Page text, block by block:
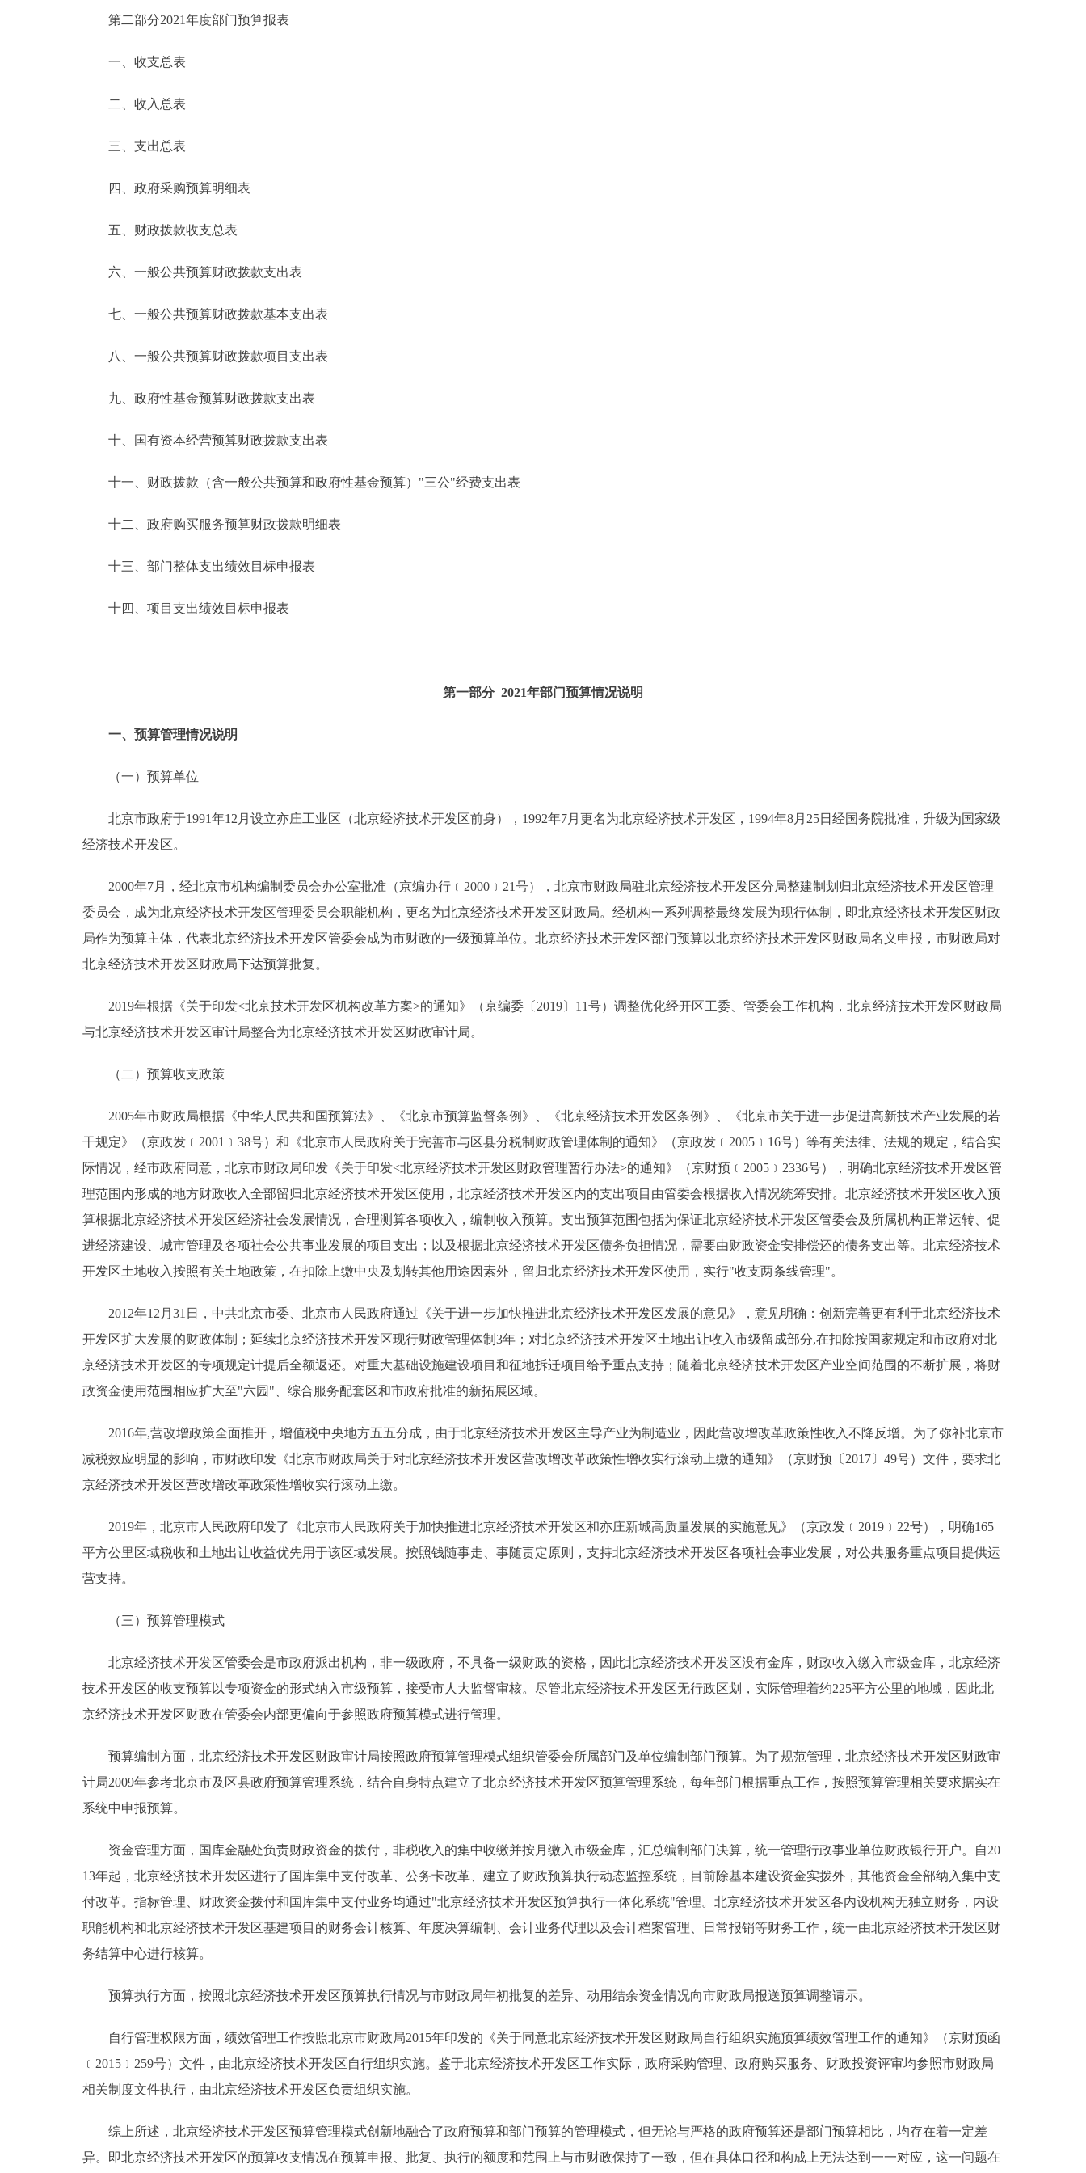
第二部分2021年度部门预算报表
一、收支总表
二、收入总表
三、支出总表
四、政府采购预算明细表
五、财政拨款收支总表
六、一般公共预算财政拨款支出表
七、一般公共预算财政拨款基本支出表
八、一般公共预算财政拨款项目支出表
九、政府性基金预算财政拨款支出表
十、国有资本经营预算财政拨款支出表
十一、财政拨款（含一般公共预算和政府性基金预算）"三公"经费支出表
十二、政府购买服务预算财政拨款明细表
十三、部门整体支出绩效目标申报表
十四、项目支出绩效目标申报表
第一部分 2021年部门预算情况说明
一、预算管理情况说明
（一）预算单位
北京市政府于1991年12月设立亦庄工业区（北京经济技术开发区前身），1992年7月更名为北京经济技术开发区，1994年8月25日经国务院批准，升级为国家级
经济技术开发区。
2000年7月，经北京市机构编制委员会办公室批准（京编办行﹝2000﹞21号），北京市财政局驻北京经济技术开发区分局整建制划归北京经济技术开发区管理
委员会，成为北京经济技术开发区管理委员会职能机构，更名为北京经济技术开发区财政局。经机构一系列调整最终发展为现行体制，即北京经济技术开发区财政
局作为预算主体，代表北京经济技术开发区管委会成为市财政的一级预算单位。北京经济技术开发区部门预算以北京经济技术开发区财政局名义申报，市财政局对
北京经济技术开发区财政局下达预算批复。
2019年根据《关于印发<北京技术开发区机构改革方案>的通知》（京编委〔2019〕11号）调整优化经开区工委、管委会工作机构，北京经济技术开发区财政局
与北京经济技术开发区审计局整合为北京经济技术开发区财政审计局。
（二）预算收支政策
2005年市财政局根据《中华人民共和国预算法》、《北京市预算监督条例》、《北京经济技术开发区条例》、《北京市关于进一步促进高新技术产业发展的若
干规定》（京政发﹝2001﹞38号）和《北京市人民政府关于完善市与区县分税制财政管理体制的通知》（京政发﹝2005﹞16号）等有关法律、法规的规定，结合实
际情况，经市政府同意，北京市财政局印发《关于印发<北京经济技术开发区财政管理暂行办法>的通知》（京财预﹝2005﹞2336号），明确北京经济技术开发区管
理范围内形成的地方财政收入全部留归北京经济技术开发区使用，北京经济技术开发区内的支出项目由管委会根据收入情况统筹安排。北京经济技术开发区收入预
算根据北京经济技术开发区经济社会发展情况，合理测算各项收入，编制收入预算。支出预算范围包括为保证北京经济技术开发区管委会及所属机构正常运转、促
进经济建设、城市管理及各项社会公共事业发展的项目支出；以及根据北京经济技术开发区债务负担情况，需要由财政资金安排偿还的债务支出等。北京经济技术
开发区土地收入按照有关土地政策，在扣除上缴中央及划转其他用途因素外，留归北京经济技术开发区使用，实行"收支两条线管理"。
2012年12月31日，中共北京市委、北京市人民政府通过《关于进一步加快推进北京经济技术开发区发展的意见》，意见明确：创新完善更有利于北京经济技术
开发区扩大发展的财政体制；延续北京经济技术开发区现行财政管理体制3年；对北京经济技术开发区土地出让收入市级留成部分,在扣除按国家规定和市政府对北
京经济技术开发区的专项规定计提后全额返还。对重大基础设施建设项目和征地拆迁项目给予重点支持；随着北京经济技术开发区产业空间范围的不断扩展，将财
政资金使用范围相应扩大至"六园"、综合服务配套区和市政府批准的新拓展区域。
2016年,营改增政策全面推开，增值税中央地方五五分成，由于北京经济技术开发区主导产业为制造业，因此营改增改革政策性收入不降反增。为了弥补北京市
减税效应明显的影响，市财政印发《北京市财政局关于对北京经济技术开发区营改增改革政策性增收实行滚动上缴的通知》（京财预〔2017〕49号）文件，要求北
京经济技术开发区营改增改革政策性增收实行滚动上缴。
2019年，北京市人民政府印发了《北京市人民政府关于加快推进北京经济技术开发区和亦庄新城高质量发展的实施意见》（京政发﹝2019﹞22号），明确165
平方公里区域税收和土地出让收益优先用于该区域发展。按照钱随事走、事随责定原则，支持北京经济技术开发区各项社会事业发展，对公共服务重点项目提供运
营支持。
（三）预算管理模式
北京经济技术开发区管委会是市政府派出机构，非一级政府，不具备一级财政的资格，因此北京经济技术开发区没有金库，财政收入缴入市级金库，北京经济
技术开发区的收支预算以专项资金的形式纳入市级预算，接受市人大监督审核。尽管北京经济技术开发区无行政区划，实际管理着约225平方公里的地域，因此北
京经济技术开发区财政在管委会内部更偏向于参照政府预算模式进行管理。
预算编制方面，北京经济技术开发区财政审计局按照政府预算管理模式组织管委会所属部门及单位编制部门预算。为了规范管理，北京经济技术开发区财政审
计局2009年参考北京市及区县政府预算管理系统，结合自身特点建立了北京经济技术开发区预算管理系统，每年部门根据重点工作，按照预算管理相关要求据实在
系统中申报预算。
资金管理方面，国库金融处负责财政资金的拨付，非税收入的集中收缴并按月缴入市级金库，汇总编制部门决算，统一管理行政事业单位财政银行开户。自20
13年起，北京经济技术开发区进行了国库集中支付改革、公务卡改革、建立了财政预算执行动态监控系统，目前除基本建设资金实拨外，其他资金全部纳入集中支
付改革。指标管理、财政资金拨付和国库集中支付业务均通过"北京经济技术开发区预算执行一体化系统"管理。北京经济技术开发区各内设机构无独立财务，内设
职能机构和北京经济技术开发区基建项目的财务会计核算、年度决算编制、会计业务代理以及会计档案管理、日常报销等财务工作，统一由北京经济技术开发区财
务结算中心进行核算。
预算执行方面，按照北京经济技术开发区预算执行情况与市财政局年初批复的差异、动用结余资金情况向市财政局报送预算调整请示。
自行管理权限方面，绩效管理工作按照北京市财政局2015年印发的《关于同意北京经济技术开发区财政局自行组织实施预算绩效管理工作的通知》（京财预函
﹝2015﹞259号）文件，由北京经济技术开发区自行组织实施。鉴于北京经济技术开发区工作实际，政府采购管理、政府购买服务、财政投资评审均参照市财政局
相关制度文件执行，由北京经济技术开发区负责组织实施。
综上所述，北京经济技术开发区预算管理模式创新地融合了政府预算和部门预算的管理模式，但无论与严格的政府预算还是部门预算相比，均存在着一定差
异。即北京经济技术开发区的预算收支情况在预算申报、批复、执行的额度和范围上与市财政保持了一致，但在具体口径和构成上无法达到一一对应，这一问题在